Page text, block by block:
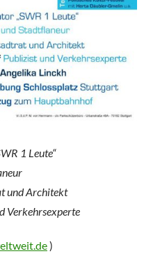
1 Leute“
und Architekt
Verkehrsexperte
)